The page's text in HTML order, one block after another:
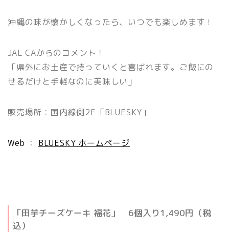
沖縄の味が懐かしくなったら、いつでも楽しめます！
JAL CAからのコメント！
「県外にお土産で持っていくと喜ばれます。ご飯にの
せるだけと手軽なのに美味しい」
販売場所：国内線側2F「BLUESKY」
Web ： BLUESKY ホームページ
「田芋チーズケーキ 福花」 6個入り1,490円（税
込）